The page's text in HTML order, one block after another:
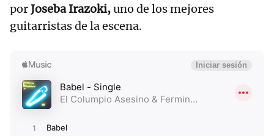
porJoseba Irazoki,uno de los mejores
guitarristas de la escena.